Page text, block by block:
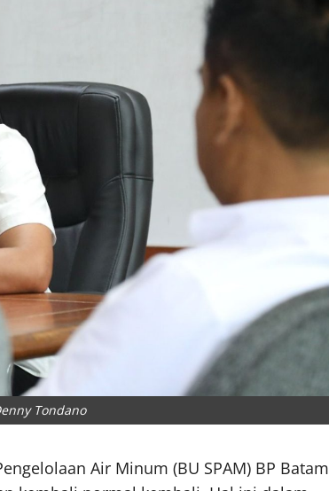
Tondano
Air Minum (BU SPAM) BP Batam